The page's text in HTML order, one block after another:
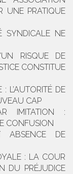
UNE PRATIQUE
SYNDICALE NE
RISQUE DE
CONSTITUE
L’AUTORITÉ DE
CAP
IMITATION :
CONFUSION
ABSENCE DE
: LA COUR
DU PRÉJUDICE